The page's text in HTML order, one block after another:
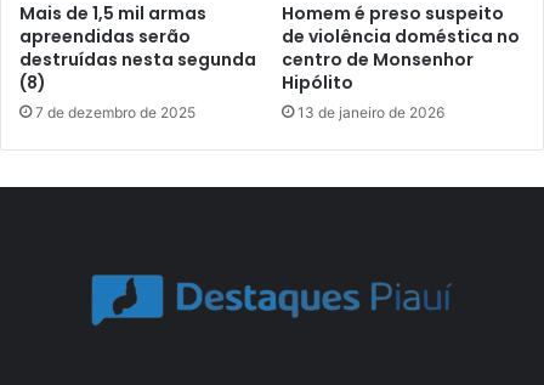
Mais de 1,5 mil armas
apreendidas serão
destruídas nesta segunda
(8)
7 de dezembro de 2025
Homem é preso suspeito
de violência doméstica no
centro de Monsenhor
Hipólito
13 de janeiro de 2026